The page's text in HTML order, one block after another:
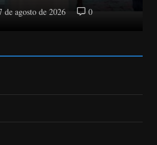
7 de agosto de 2026 0